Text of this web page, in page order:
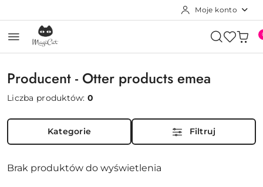
Moje konto
Producent - Otter products emea
Liczba produktów:0
Kategorie Filtruj
Brak produktów do wyświetlenia